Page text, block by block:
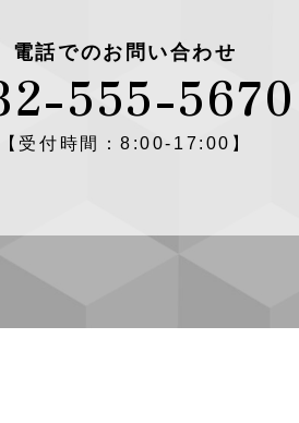
電話でのお問い合わせ
555-5670
【受付時間：8:00-17:00】